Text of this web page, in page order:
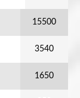
15500
3540
1650